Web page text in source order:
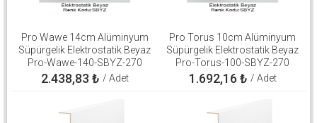
Pro Wawe 14cm Alüminyum
Süpürgelik Elektrostatik Beyaz
Pro-Wawe-140-SBYZ-270
2.438,83 ₺ / Adet
Pro Torus 10cm Alüminyum
Süpürgelik Elektrostatik Beyaz
Pro-Torus-100-SBYZ-270
1.692,16 ₺ / Adet